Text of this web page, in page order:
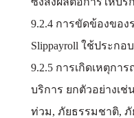
9.2.4 การขัดข้องขอ
Slippayroll ใช้ประกอ
9.2.5 การเกิดเหตุกา
บริการ ยกตัวอย่างเ
ท่วม, ภัยธรรมชาติ, ภั